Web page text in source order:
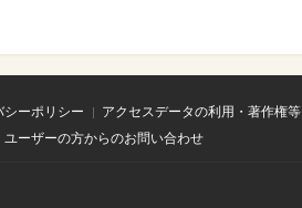
シーポリシー アクセスデータの利用・著作権等
ーザーの方からのお問い合わせ